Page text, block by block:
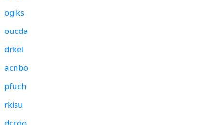
ogiks
oucda
drkel
acnbo
pfuch
rkisu